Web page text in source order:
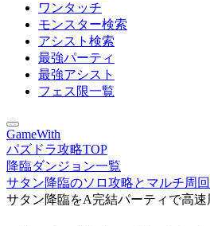
ワンタッチ
モンスター検索
アシスト検索
最強パーティ
最強アシスト
フェス限一覧
GameWith
パズドラ攻略TOP
降臨ダンジョン一覧
サタン降臨のソロ攻略とマルチ周
サタン降臨をA完結パーティで高速